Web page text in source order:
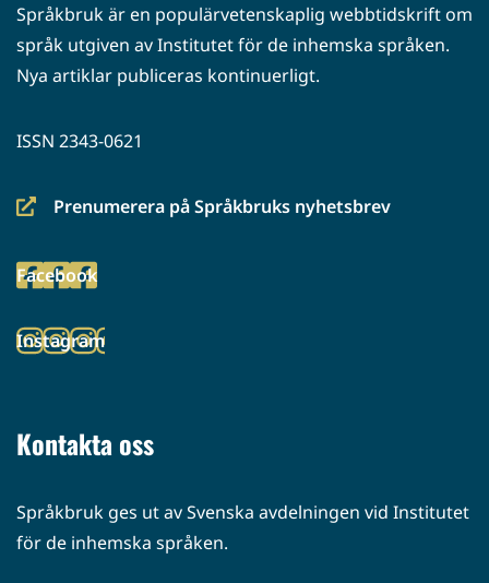
Språkbruk är en populärvetenskaplig webbtidskrift om
språk utgiven av Institutet för de inhemska språken.
Nya artiklar publiceras kontinuerligt.
ISSN 2343-0621
Prenumerera på Språkbruks nyhetsbrev
(siirryt
palveluun)
Facebook
(siirryt
palveluun)
Instagram
(siirryt
Kontakta oss
Språkbruk ges ut av Svenska avdelningen vid Institutet
för de inhemska språken.